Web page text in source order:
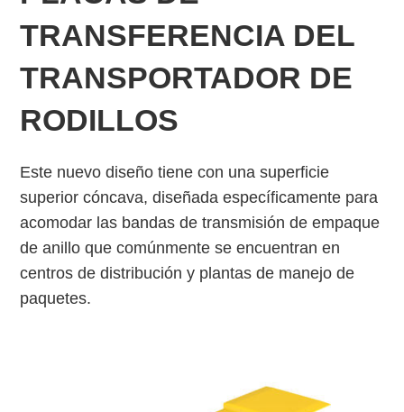
TRANSFERENCIA DEL
TRANSPORTADOR DE
RODILLOS
Este nuevo diseño tiene con una superficie
superior cóncava, diseñada específicamente para
acomodar las bandas de transmisión de empaque
de anillo que comúnmente se encuentran en
centros de distribución y plantas de manejo de
paquetes.